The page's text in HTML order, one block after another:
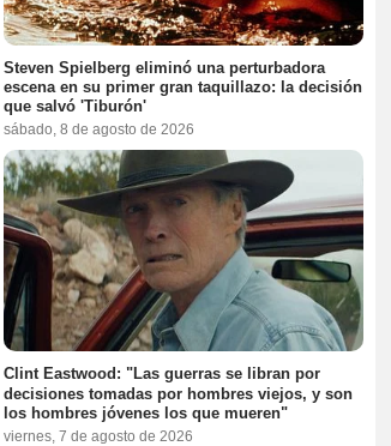
Steven Spielberg eliminó una perturbadora
escena en su primer gran taquillazo: la decisión
que salvó 'Tiburón'
sábado, 8 de agosto de 2026
Clint Eastwood: "Las guerras se libran por
decisiones tomadas por hombres viejos, y son
los hombres jóvenes los que mueren"
viernes, 7 de agosto de 2026